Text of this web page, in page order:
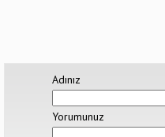
Adınız
Yorumunuz